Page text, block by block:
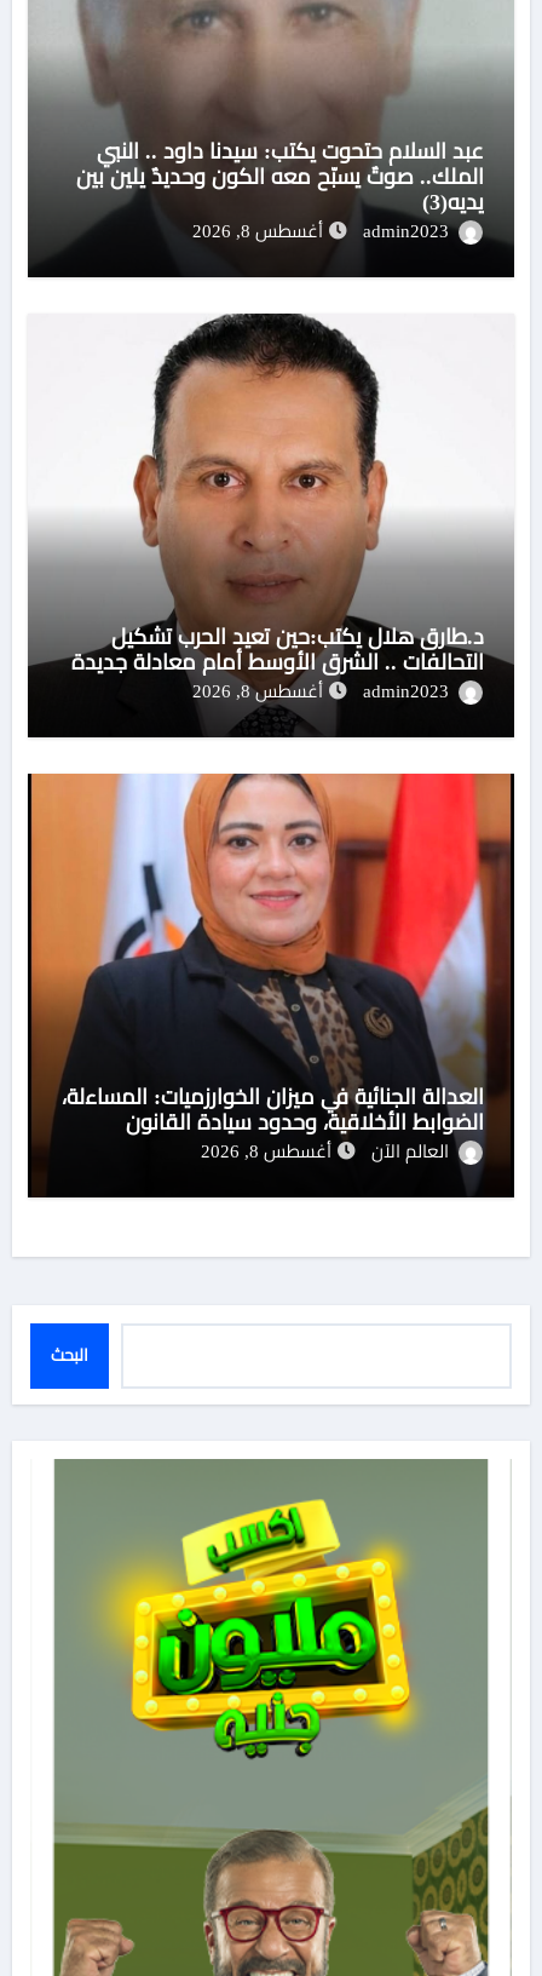
عبد السلام حتحوت يكتب: سيدنا داود .. النبي
الملك.. صوتٌ يسبّح معه الكون وحديدٌ يلين بين
يديه(3)
admin2023 أغسطس 8, 2026
د.طارق هلال يكتب:حين تعيد الحرب تشكيل
التحالفات .. الشرق الأوسط أمام معادلة جديدة
admin2023 أغسطس 8, 2026
العدالة الجنائية في ميزان الخوارزميات: المساءلة،
الضوابط الأخلاقية، وحدود سيادة القانون
العالم الآن أغسطس 8, 2026
البحث